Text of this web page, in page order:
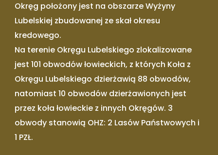
Okręg położony jest na obszarze Wyżyny
Lubelskiej zbudowanej ze skał okresu
kredowego.
Na terenie Okręgu Lubelskiego zlokalizowane
jest 101 obwodów łowieckich, z których Koła z
Okręgu Lubelskiego dzierżawią 88 obwodów,
natomiast 10 obwodów dzierżawionych jest
przez koła łowieckie z innych Okręgów. 3
obwody stanowią OHZ: 2 Lasów Państwowych i
1 PZŁ.